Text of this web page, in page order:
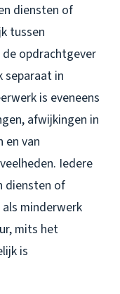
diensten of
tussen
opdrachtgever
separaat in
is eveneens
afwijkingen in
en van
Iedere
diensten of
minderwerk
mits het
is